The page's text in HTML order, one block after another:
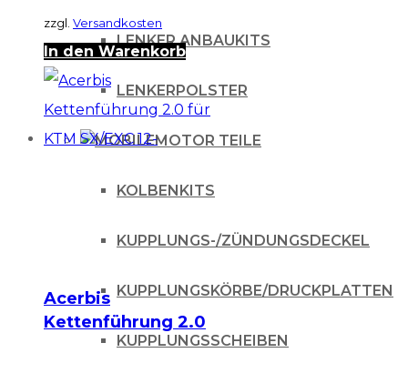
LENKER ANBAUKITS
LENKERPOLSTER
MOTOR TEILE
KOLBENKITS
KUPPLUNGS-/ZÜNDUNGSDECKEL
KUPPLUNGSKÖRBE/DRUCKPLATTEN
KUPPLUNGSSCHEIBEN
zzgl. Versandkosten
In den Warenkorb
Acerbis
Kettenführung 2.0
für KTM SX/EXC 12-